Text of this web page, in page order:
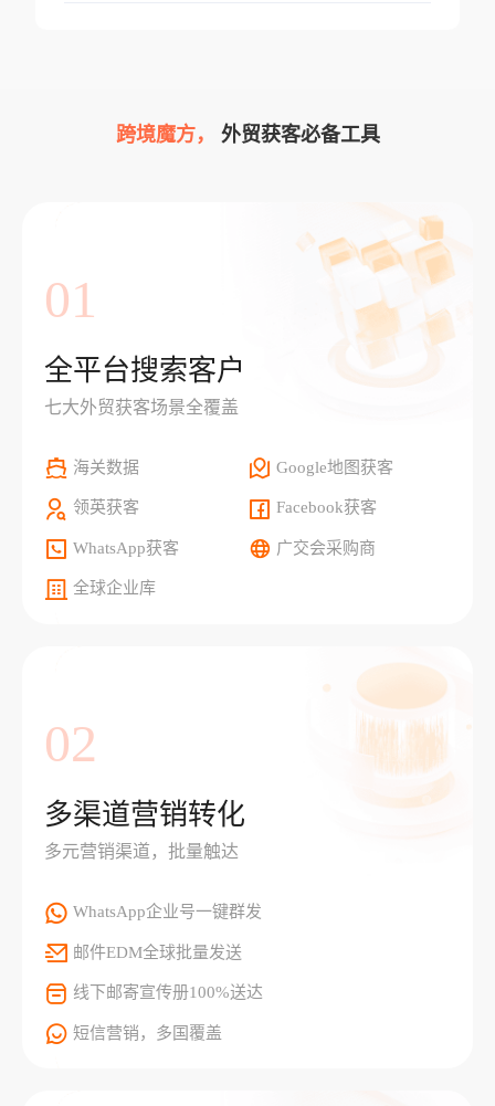
跨境魔方， 外贸获客必备工具
01
全平台搜索客户
七大外贸获客场景全覆盖
海关数据 Google地图获客
领英获客 Facebook获客
WhatsApp获客 广交会采购商
全球企业库
02
多渠道营销转化
多元营销渠道，批量触达
WhatsApp企业号一键群发
邮件EDM全球批量发送
线下邮寄宣传册100%送达
短信营销，多国覆盖